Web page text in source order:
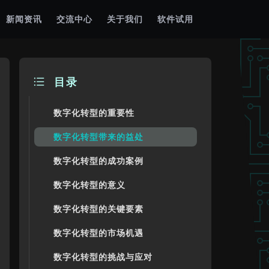
新闻资讯 交流中心 关于我们 软件试用
目录
数字化转型的重要性
数字化转型带来的益处
数字化转型的成功案例
数字化转型的意义
数字化转型的关键要素
数字化转型的市场机遇
数字化转型的挑战与应对